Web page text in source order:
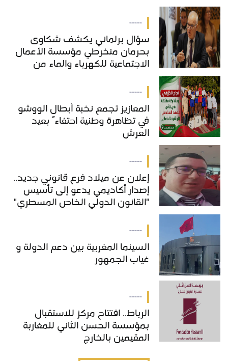
-----
سؤال برلماني يكشف شكاوى
بحرمان منخرطي مؤسسة الأعمال
الاجتماعية للكهرباء والماء من
-----
المعازيز تجمع نخبة أبطال الووشو
في تظاهرة وطنية احتفاءً بعيد
العرش
-----
إعلان عن ميلاد فرع قانوني جديد..
إصدار أكاديمي يدعو إلى تأسيس
"القانون الدولي الخاص المسطري"
-----
السينما المغربية بين دعم الدولة و
غياب الجمهور
-----
الرباط.. افتتاح مركز للاستقبال
بمؤسسة الحسن الثاني للمغاربة
المقيمين بالخارج